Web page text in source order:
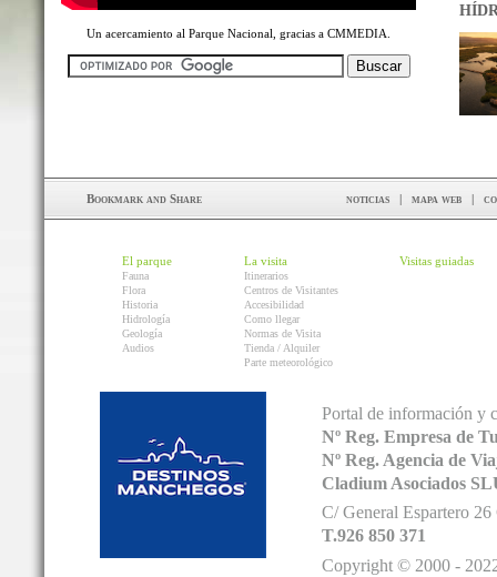
Un acercamiento al Parque Nacional, gracias a CMMEDIA.
noticias | mapa web |
El parque
Fauna
Flora
Historia
Hidrología
Geología
Audios
La visita
Itinerarios
Centros de Visitantes
Accesibilidad
Como llegar
Normas de Visita
Tienda / Alquiler
Parte meteorológico
Visitas guiadas
Portal de información y
Nº Reg. Empresa de
Nº Reg. Agencia de
Cladium Asociados
C/ General Espartero
T.926 850 371
Copyright © 2000 -